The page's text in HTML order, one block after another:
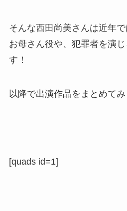
そんな西田尚美さんは近年
お母さん役や、犯罪者を演
す！
以降で出演作品をまとめてみ
[quads id=1]